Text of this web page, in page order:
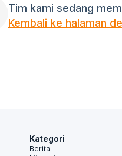
Tim kami sedang
Kembali ke halaman
Kategori
Berita